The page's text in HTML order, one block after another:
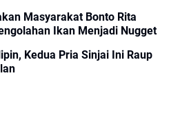
Masyarakat Bonto Rita
Ikan Menjadi Nugget
Kedua Pria Sinjai Ini Raup